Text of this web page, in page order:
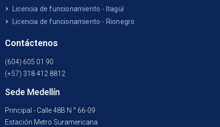
Licencia de funcionamiento - Itagüí
Licencia de funcionamiento - Rionegro
Contáctenos
(604) 605 01 90
(+57) 318 412 8812
Sede Medellín
Principal - Calle 48B N ° 66-09
Estación Metro Suramericana